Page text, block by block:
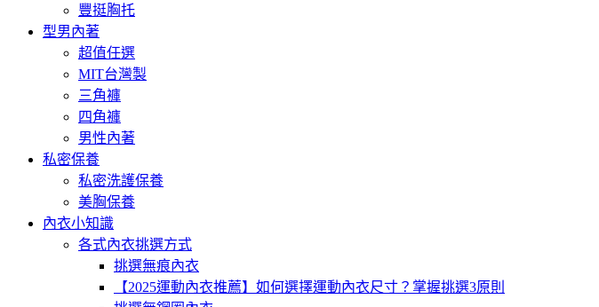
豐挺胸托
型男內著
超值任選
MIT台灣製
三角褲
四角褲
男性內著
私密保養
私密洗護保養
美胸保養
內衣小知識
各式內衣挑選方式
挑選無痕內衣
【2025運動內衣推薦】如何選擇運動內衣尺寸？掌握挑選3原則